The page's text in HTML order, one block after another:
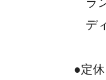
デ
●定